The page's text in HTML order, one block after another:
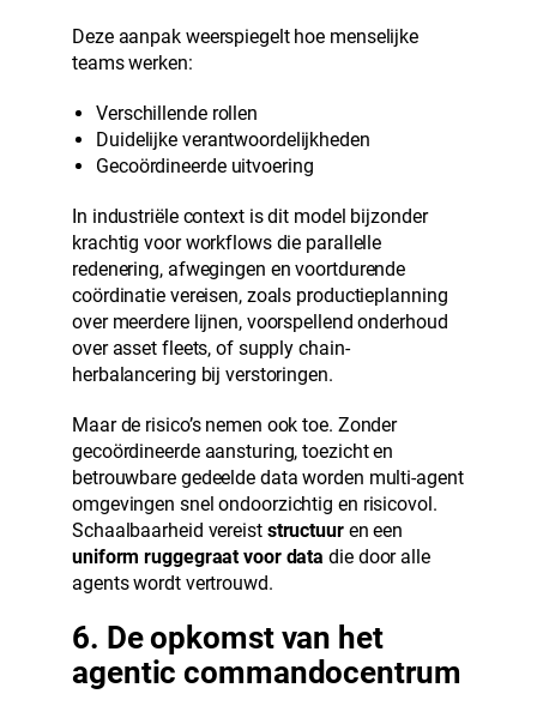
Deze aanpak weerspiegelt hoe menselijke
teams werken:
Verschillende rollen
Duidelijke verantwoordelijkheden
Gecoördineerde uitvoering
In industriële context is dit model bijzonder
krachtig voor workflows die parallelle
redenering, afwegingen en voortdurende
coördinatie vereisen, zoals productieplanning
over meerdere lijnen, voorspellend onderhoud
over asset fleets, of supply chain-
herbalancering bij verstoringen.
Maar de risico’s nemen ook toe. Zonder
gecoördineerde aansturing, toezicht en
betrouwbare gedeelde data worden multi-agent
omgevingen snel ondoorzichtig en risicovol.
Schaalbaarheid vereist structuuren een
uniform ruggegraat voor data die door alle
agents wordt vertrouwd.
6. De opkomst van het
agentic commandocentrum